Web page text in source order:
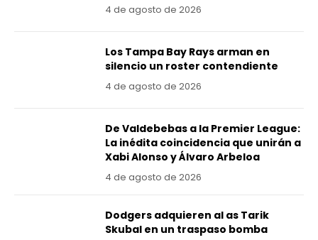
4 de agosto de 2026
Los Tampa Bay Rays arman en
silencio un roster contendiente
4 de agosto de 2026
De Valdebebas a la Premier League:
La inédita coincidencia que unirán a
Xabi Alonso y Álvaro Arbeloa
4 de agosto de 2026
Dodgers adquieren al as Tarik
Skubal en un traspaso bomba